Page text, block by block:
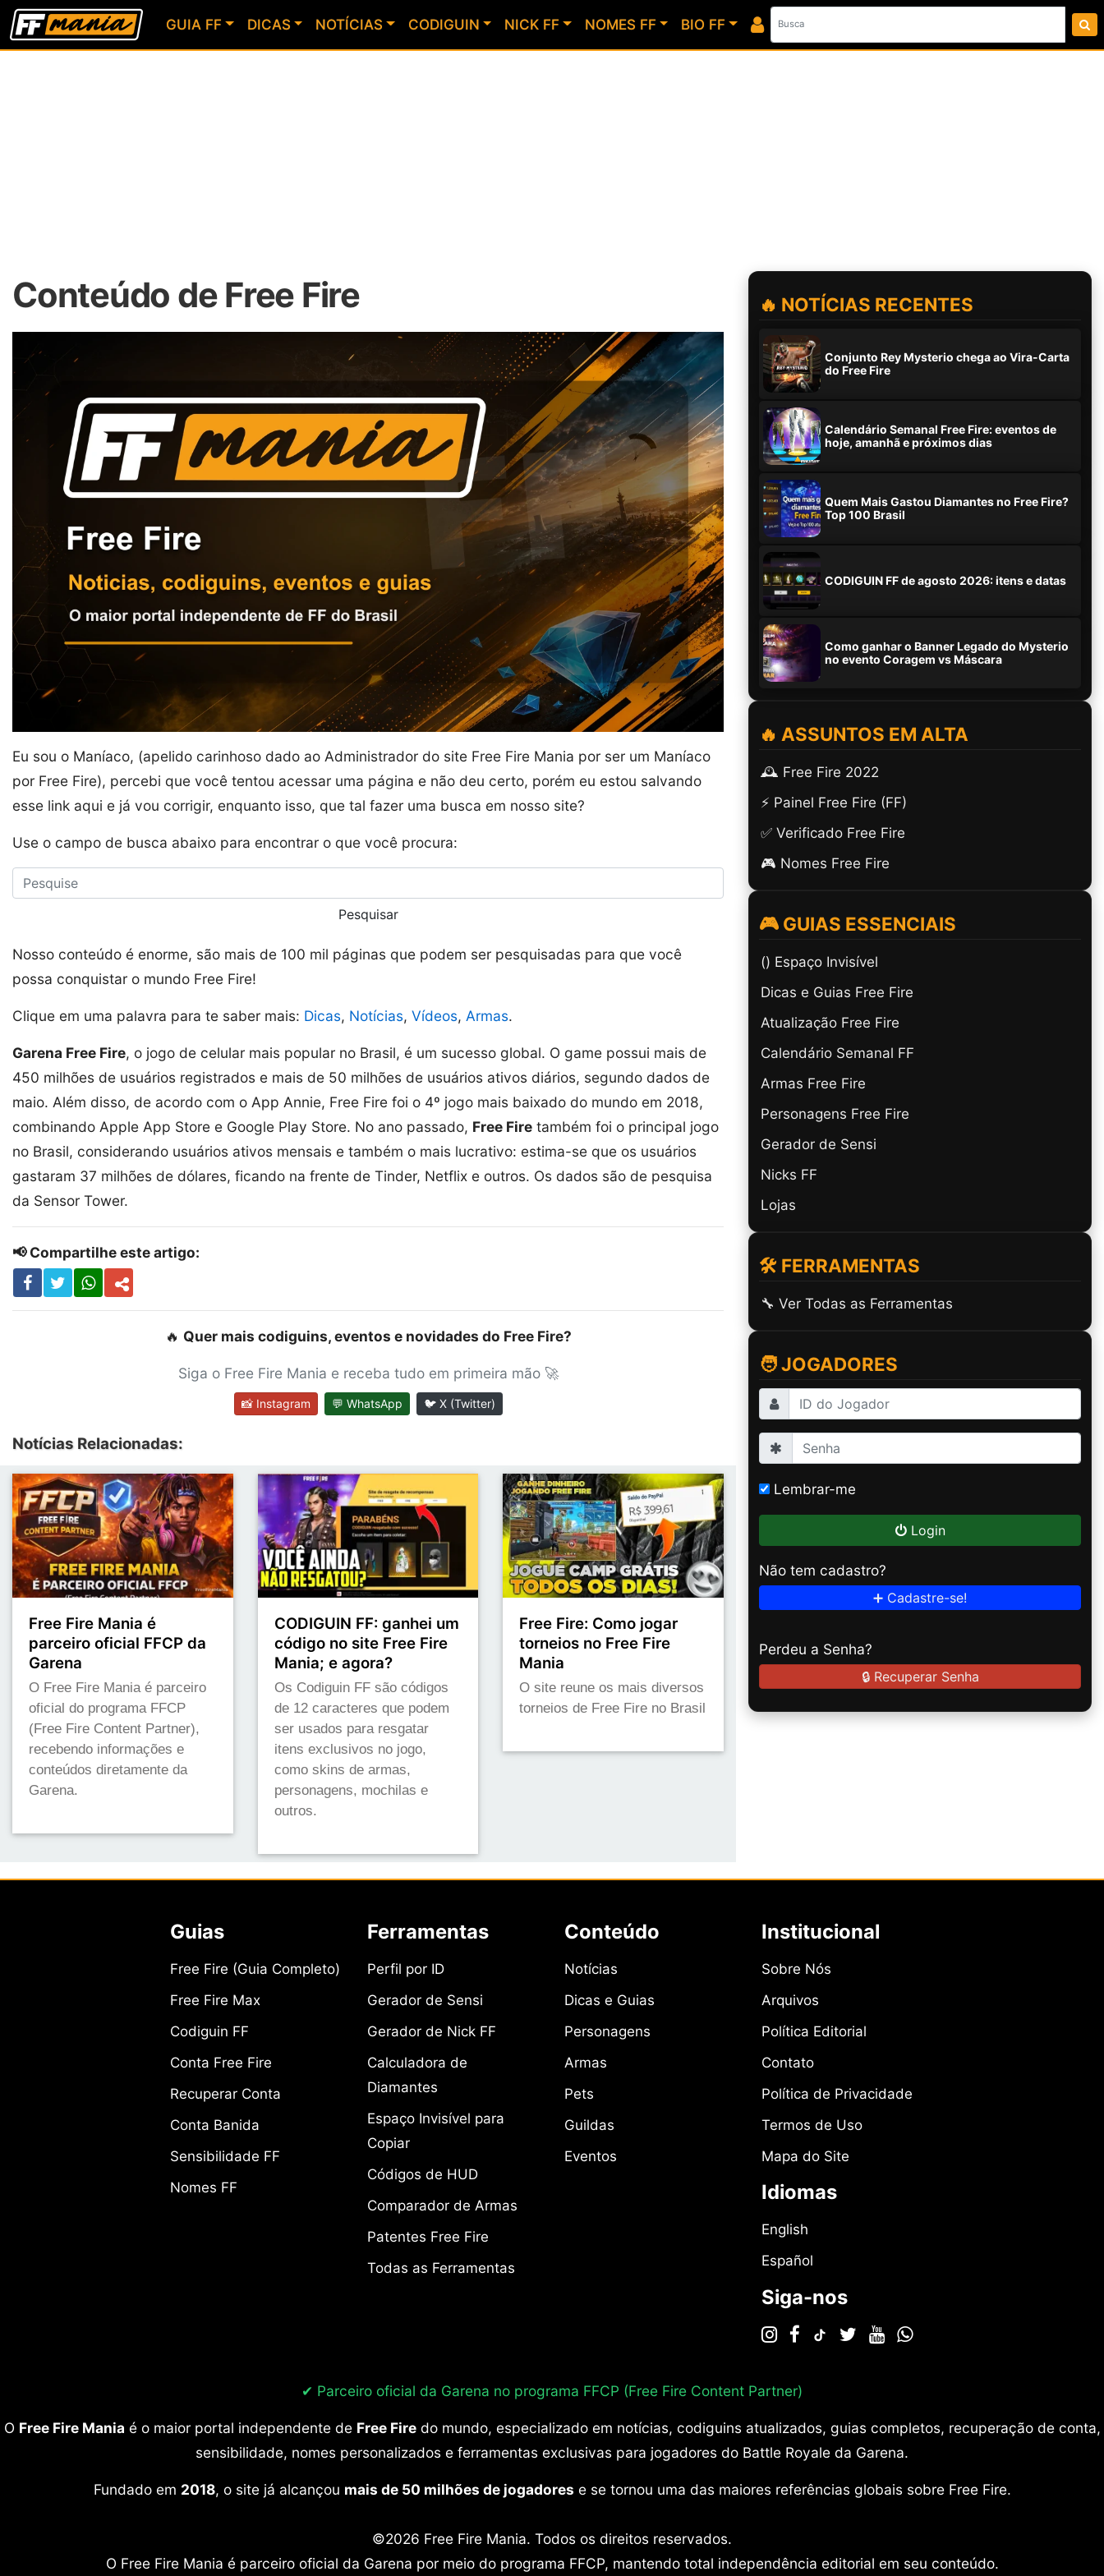
GUIA FF DICAS NOTÍCIAS CODIGUIN NICK FF NOMES FF BIO FF
Conteúdo de Free Fire
Eu sou o Maníaco, (apelido carinhoso dado ao Administrador do site Free Fire Mania por ser um Maníaco
por Free Fire), percebi que você tentou acessar uma página e não deu certo, porém eu estou salvando
esse link aqui e já vou corrigir, enquanto isso, que tal fazer uma busca em nosso site?
Use o campo de busca abaixo para encontrar o que você procura:
Pesquisar
Nosso conteúdo é enorme, são mais de 100 mil páginas que podem ser pesquisadas para que você
possa conquistar o mundo Free Fire!
Clique em uma palavra para te saber mais: Dicas, Notícias, Vídeos, Armas.
Garena Free Fire, o jogo de celular mais popular no Brasil, é um sucesso global. O game possui mais de
450 milhões de usuários registrados e mais de 50 milhões de usuários ativos diários, segundo dados de
maio. Além disso, de acordo com o App Annie, Free Fire foi o 4º jogo mais baixado do mundo em 2018,
combinando Apple App Store e Google Play Store. No ano passado, Free Fire também foi o principal jogo
no Brasil, considerando usuários ativos mensais e também o mais lucrativo: estima-se que os usuários
gastaram 37 milhões de dólares, ficando na frente de Tinder, Netflix e outros. Os dados são de pesquisa
da Sensor Tower.
📢 Compartilhe este artigo:
🔥 Quer mais codiguins, eventos e novidades do Free Fire?
Siga o Free Fire Mania e receba tudo em primeira mão 🚀
📸 Instagram 💬 WhatsApp 🐦 X (Twitter)
Notícias Relacionadas:
Free Fire Mania é
parceiro oficial FFCP da
Garena
O Free Fire Mania é parceiro
oficial do programa FFCP
(Free Fire Content Partner),
recebendo informações e
conteúdos diretamente da
Garena.
CODIGUIN FF: ganhei um
código no site Free Fire
Mania; e agora?
Os Codiguin FF são códigos
de 12 caracteres que podem
ser usados para resgatar
itens exclusivos no jogo,
como skins de armas,
personagens, mochilas e
outros.
Free Fire: Como jogar
torneios no Free Fire
Mania
O site reune os mais diversos
torneios de Free Fire no Brasil
🔥 NOTÍCIAS RECENTES
Conjunto Rey Mysterio chega ao Vira-Carta
do Free Fire
Calendário Semanal Free Fire: eventos de
hoje, amanhã e próximos dias
Quem Mais Gastou Diamantes no Free Fire?
Top 100 Brasil
CODIGUIN FF de agosto 2026: itens e datas
Como ganhar o Banner Legado do Mysterio
no evento Coragem vs Máscara
🔥 ASSUNTOS EM ALTA
🕰️ Free Fire 2022
⚡ Painel Free Fire (FF)
✅ Verificado Free Fire
🎮 Nomes Free Fire
🎮 GUIAS ESSENCIAIS
(ㅤ) Espaço Invisível
Dicas e Guias Free Fire
Atualização Free Fire
Calendário Semanal FF
Armas Free Fire
Personagens Free Fire
Gerador de Sensi
Nicks FF
Lojas
🛠️ FERRAMENTAS
🔧 Ver Todas as Ferramentas
🧑 JOGADORES
Lembrar-me
Login
Não tem cadastro?
➕ Cadastre-se!
Perdeu a Senha?
🔒 Recuperar Senha
Guias
Free Fire (Guia Completo)
Free Fire Max
Codiguin FF
Conta Free Fire
Recuperar Conta
Conta Banida
Sensibilidade FF
Nomes FF
Ferramentas
Perfil por ID
Gerador de Sensi
Gerador de Nick FF
Calculadora de
Diamantes
Espaço Invisível para
Copiar
Códigos de HUD
Comparador de Armas
Patentes Free Fire
Todas as Ferramentas
Conteúdo
Notícias
Dicas e Guias
Personagens
Armas
Pets
Guildas
Eventos
Institucional
Sobre Nós
Arquivos
Política Editorial
Contato
Política de Privacidade
Termos de Uso
Mapa do Site
Idiomas
English
Español
Siga-nos
✔ Parceiro oficial da Garena no programa FFCP (Free Fire Content Partner)
O Free Fire Mania é o maior portal independente de Free Firedo mundo, especializado em notícias, codiguins atualizados, guias completos, recuperação de conta,
sensibilidade, nomes personalizados e ferramentas exclusivas para jogadores do Battle Royale da Garena.
Fundado em 2018, o site já alcançou mais de 50 milhões de jogadores e se tornou uma das maiores referências globais sobre Free Fire.
©2026 Free Fire Mania. Todos os direitos reservados.
O Free Fire Mania é parceiro oficial da Garena por meio do programa FFCP, mantendo total independência editorial em seu conteúdo.